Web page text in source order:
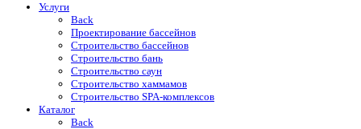
Услуги
Back
Проектирование бассейнов
Строительство бассейнов
Строительство бань
Строительство саун
Строительство хаммамов
Строительство SPA-комплексов
Каталог
Back